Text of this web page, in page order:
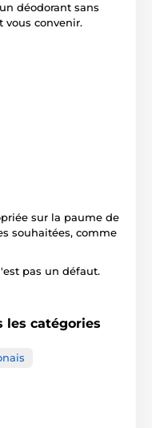
déodorant sans
convenir.
sur la paume de
souhaitées, comme
pas un défaut.
les catégories